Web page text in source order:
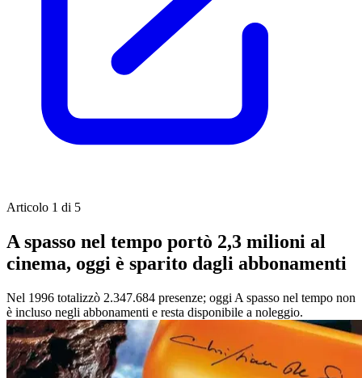
Articolo 1 di 5
A spasso nel tempo portò 2,3 milioni al
cinema, oggi è sparito dagli abbonamenti
Nel 1996 totalizzò 2.347.684 presenze; oggi A spasso nel tempo non
è incluso negli abbonamenti e resta disponibile a noleggio.